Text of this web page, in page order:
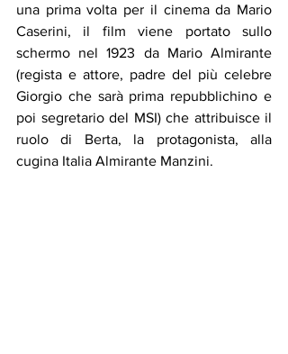
una prima volta per il cinema da Mario
Caserini, il film viene portato sullo
schermo nel 1923 da Mario Almirante
(regista e attore, padre del più celebre
Giorgio che sarà prima repubblichino e
poi segretario del MSI) che attribuisce il
ruolo di Berta, la protagonista, alla
cugina Italia Almirante Manzini.